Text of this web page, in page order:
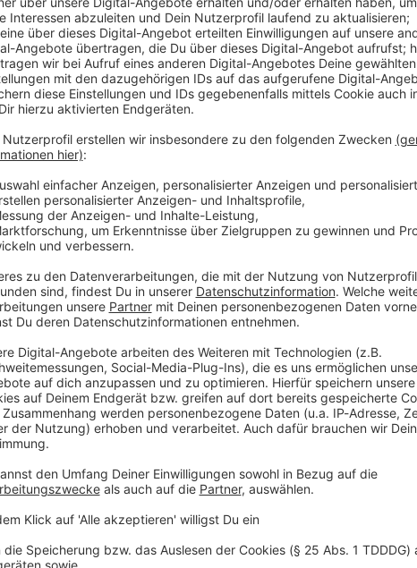
können die deutschen Skirennfahrer mit fünf
nach Norditalien reisen. Der Deutsche
Linus Straßer, Simon Jocher, Fabian Gratz,
für den Saisonhöhepunkt in Bormio. Wegen bislang
waren den Deutschen eigentlich nur drei Starter
Plätzen aber gingen gleich zwei an Deutschland.
damit auf insgesamt 188 Athletinnen und Athleten
komplett, teilte der DOSB mit.
freuen: Der Riesenslalom-Spezialist hatte eigentlich die
8-Rang oder zwei Top-15-Plätzen im Weltcup nicht
Platz beim Saisonauftakt im Oktober in Sölden zu